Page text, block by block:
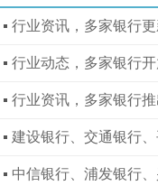
行业资讯，多家银行
话13387191650李经理
银行、烟台银行开放申
据企业经营状况综合审批
行业动态，多家银行
道，电话13387191650
行、华夏银行、日照银
0 万，资质达标即可提
行业资讯，多家银行
话13387191650李经理
银行、青岛银行上线服
建设银行、交通银行
发银行、华夏银行电话
中信银行、浦发银行